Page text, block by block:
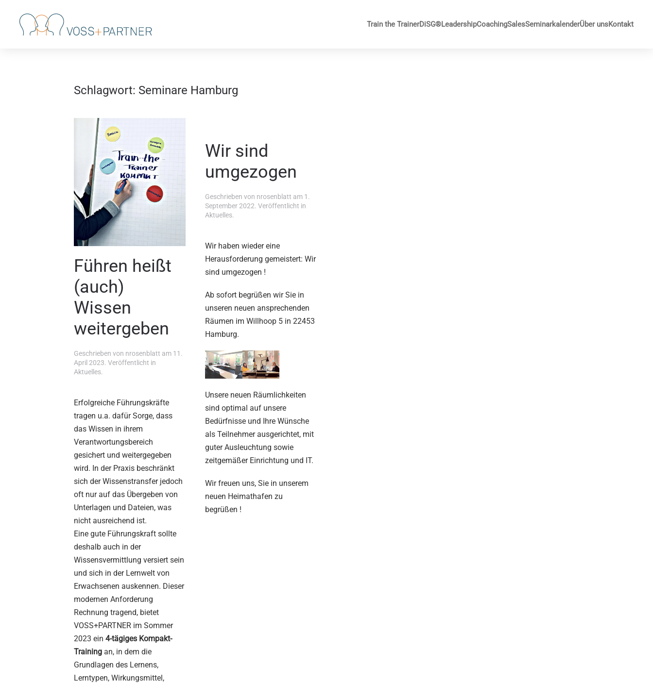
Skip to main content Train the TrainerDiSG®LeadershipCoachingSalesSeminarkalenderÜber unsKontakt
Schlagwort: Seminare Hamburg
Führen heißt
(auch)
Wissen
weitergeben
Geschrieben von nrosenblatt am 11.
April 2023. Veröffentlicht in
Aktuelles.
Erfolgreiche Führungskräfte
tragen u.a. dafür Sorge, dass
das Wissen in ihrem
Verantwortungsbereich
gesichert und weitergegeben
wird. In der Praxis beschränkt
sich der Wissenstransfer jedoch
oft nur auf das Übergeben von
Unterlagen und Dateien, was
nicht ausreichend ist.
Eine gute Führungskraft sollte
deshalb auch in der
Wissensvermittlung versiert sein
und sich in der Lernwelt von
Erwachsenen auskennen. Dieser
modernen Anforderung
Rechnung tragend, bietet
VOSS+PARTNER im Sommer
2023 ein 4-tägiges Kompakt-
Training an, in dem die
Grundlagen des Lernens,
Lerntypen, Wirkungsmittel,
Wir sind
umgezogen
Geschrieben von nrosenblatt am 1.
September 2022. Veröffentlicht in
Aktuelles.
Wir haben wieder eine
Herausforderung gemeistert: Wir
sind umgezogen !
Ab sofort begrüßen wir Sie in
unseren neuen ansprechenden
Räumen im Willhoop 5 in 22453
Hamburg.
Unsere neuen Räumlichkeiten
sind optimal auf unsere
Bedürfnisse und Ihre Wünsche
als Teilnehmer ausgerichtet, mit
guter Ausleuchtung sowie
zeitgemäßer Einrichtung und IT.
Wir freuen uns, Sie in unserem
neuen Heimathafen zu
begrüßen !